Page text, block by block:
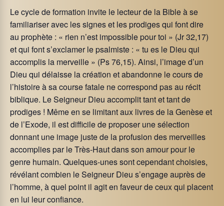
Le cycle de formation invite le lecteur de la Bible à se
familiariser avec les signes et les prodiges qui font dire
au prophète : « rien n’est impossible pour toi » (Jr 32,17)
et qui font s’exclamer le psalmiste : « tu es le Dieu qui
accomplis la merveille » (Ps 76,15). Ainsi, l’image d’un
Dieu qui délaisse la création et abandonne le cours de
l’histoire à sa course fatale ne correspond pas au récit
biblique. Le Seigneur Dieu accomplit tant et tant de
prodiges ! Même en se limitant aux livres de la Genèse et
de l’Exode, il est difficile de proposer une sélection
donnant une image juste de la profusion des merveilles
accomplies par le Très-Haut dans son amour pour le
genre humain. Quelques-unes sont cependant choisies,
révélant combien le Seigneur Dieu s’engage auprès de
l’homme, à quel point il agit en faveur de ceux qui placent
en lui leur confiance.